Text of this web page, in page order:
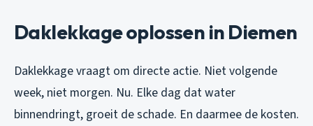
Daklekkage oplossen in Diemen
Daklekkage vraagt om directe actie. Niet volgende
week, niet morgen. Nu. Elke dag dat water
binnendringt, groeit de schade. En daarmee de kosten.